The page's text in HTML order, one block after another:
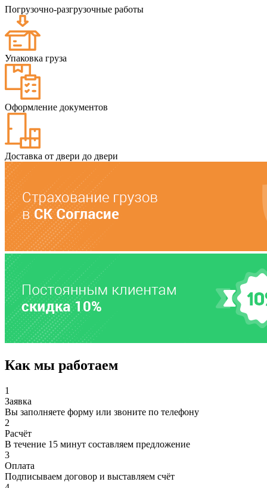
Погрузочно-разгрузочные работы
Упаковка груза
Оформление документов
Доставка от двери до двери
Как мы работаем
1
Заявка
Вы заполняете форму или звоните по телефону
2
Расчёт
В течение 15 минут составляем предложение
3
Оплата
Подписываем договор и выставляем счёт